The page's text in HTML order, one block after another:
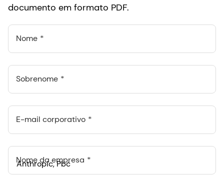
documento em formato PDF.
Nome
Sobrenome
E-mail corporativo
Nome da empresa